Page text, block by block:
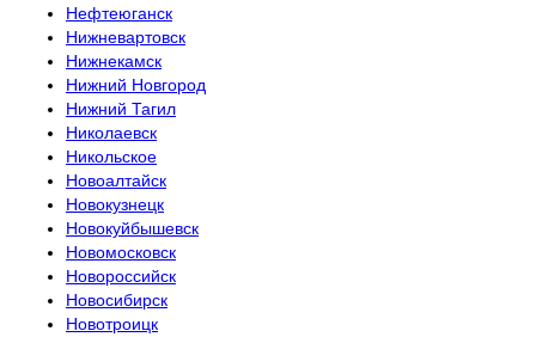
Нефтеюганск
Нижневартовск
Нижнекамск
Нижний Новгород
Нижний Тагил
Николаевск
Никольское
Новоалтайск
Новокузнецк
Новокуйбышевск
Новомосковск
Новороссийск
Новосибирск
Новотроицк